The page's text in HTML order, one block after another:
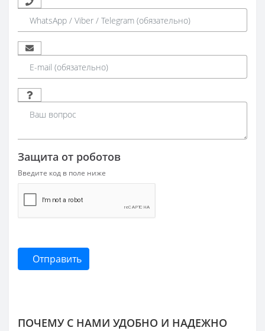
Защита от роботов
Введите код в поле ниже
Отправить
ПОЧЕМУ С НАМИ УДОБНО И НАДЕЖНО